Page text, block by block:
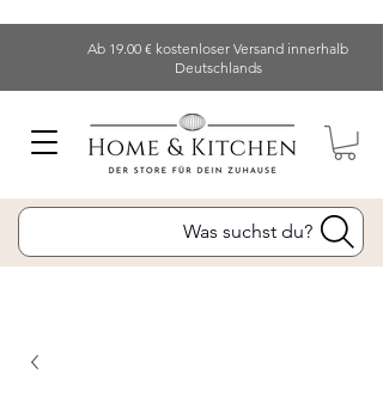
Ab 19.00 € kostenloser Versand innerhalb
Deutschlands
Was suchst du?